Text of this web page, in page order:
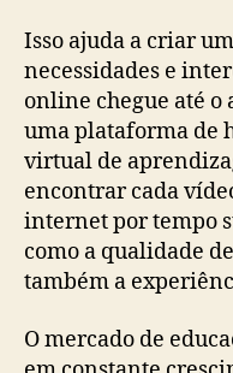
Isso ajuda a criar
necessidades e
online chegue até o
uma plataforma de
virtual de
encontrar cada
internet por tempo
como a qualidade
também a
O mercado de